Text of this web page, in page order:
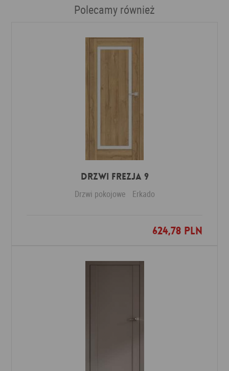
Polecamy również
DRZWI FREZJA 9
Drzwi pokojowe Erkado
624,78 PLN
Dodaj do ulubionych